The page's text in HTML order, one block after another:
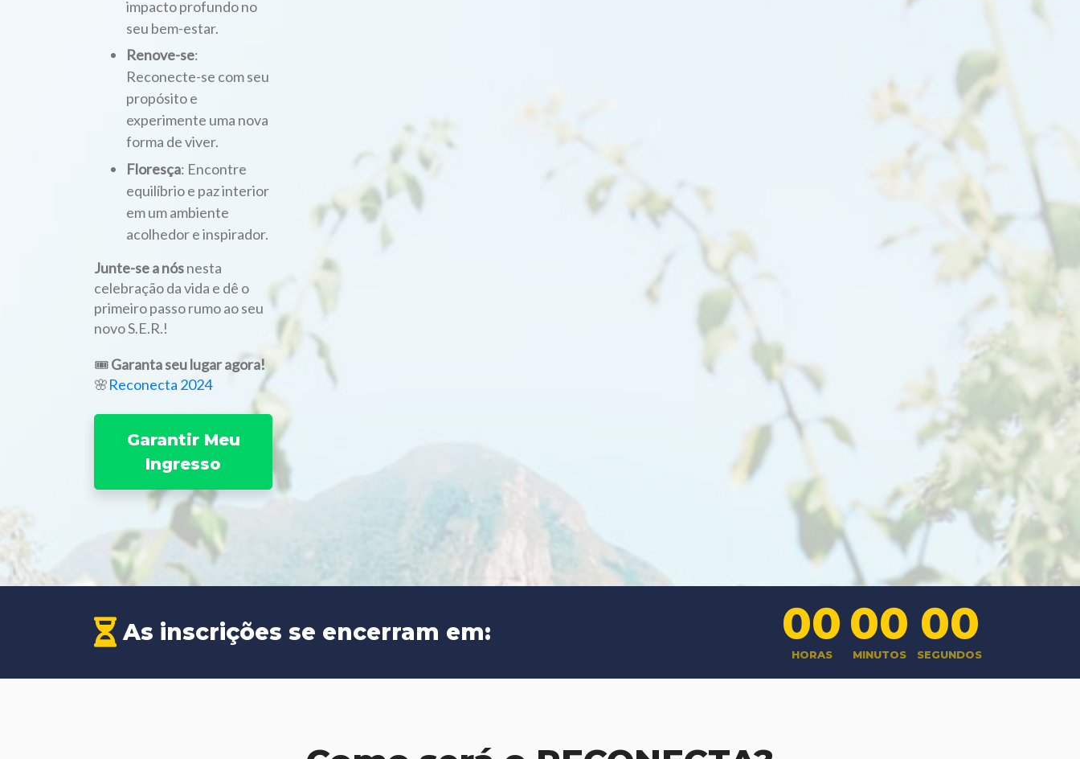
impacto profundo no
seu bem-estar.
Renove-se:
Reconecte-se com seu
propósito e
experimente uma nova
forma de viver.
Floresça: Encontre
equilíbrio e paz interior
em um ambiente
acolhedor e inspirador.
Junte-se a nósnesta
celebração da vida e dê o
primeiro passo rumo ao seu
novo S.E.R.!
🎟️Garanta seu lugar agora!
🌸Reconecta 2024
Garantir Meu
Ingresso
As inscrições se encerram em: 00
HORAS
00
MINUTOS
00
SEGUNDOS